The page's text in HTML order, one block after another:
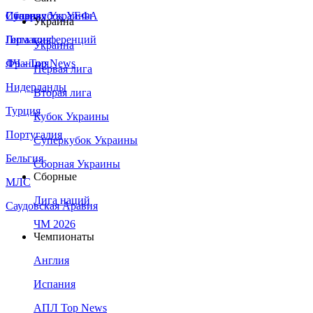
Сборная Украины
Италия
Германия
Франция
Нидерланды
Турция
Португалия
Бельгия
МЛС
Саудовская Аравия
Суперкубок УЕФА
Лига конференций
ЛЧ - Top News
Украина
Украина
Первая лига
Вторая лига
Кубок Украины
Суперкубок Украины
Сборная Украины
Сборные
Лига наций
ЧМ 2026
Чемпионаты
Англия
Испания
АПЛ Top News